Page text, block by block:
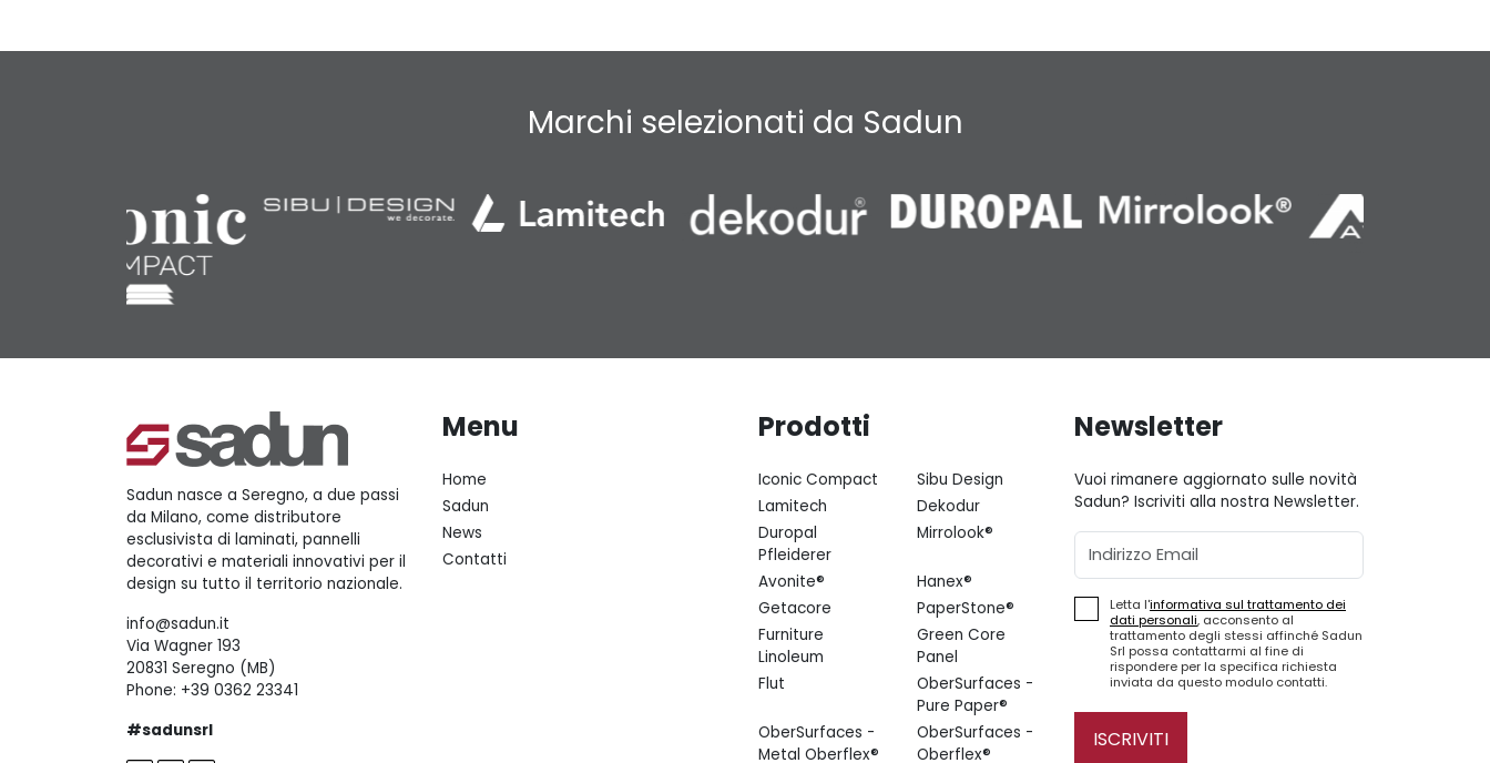
Marchi selezionati da Sadun
Sadun nasce a Seregno, a due passi
da Milano, come distributore
esclusivista di laminati, pannelli
decorativi e materiali innovativi per il
design su tutto il territorio nazionale.
info@sadun.it
Via Wagner 193
20831 Seregno (MB)
Phone: +39 0362 23341
#sadunsrl
Menu
Home
Sadun
News
Contatti
Prodotti
Iconic Compact
Sibu Design
Lamitech
Dekodur
Duropal
Pfleiderer
Mirrolook®
Avonite®
Hanex®
Getacore
PaperStone®
Furniture
Linoleum
Green Core
Panel
Flut
OberSurfaces -
Pure Paper®
OberSurfaces -
Metal Oberflex®
OberSurfaces -
Oberflex®
Newsletter
Vuoi rimanere aggiornato sulle novità
Sadun? Iscriviti alla nostra Newsletter.
Email
Letta l'informativa sul trattamento dei
dati personali, acconsento al
trattamento degli stessi affinché Sadun
Srl possa contattarmi al fine di
rispondere per la specifica richiesta
inviata da questo modulo contatti.
ISCRIVITI